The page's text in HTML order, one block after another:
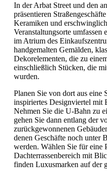
In der Arbat Street und den
präsentieren
Keramiken und
Veranstaltungsorte umfassen
im Atrium des
handgemalten Gemälden,
Dekorelementen, die zu
einschließlich Stücken, die
wurden.
Planen Sie von dort aus eine
inspiriertes Designviertel mit
Nehmen Sie die U-Bahn zu
gehen Sie dann entlang der
zurückgewonnenen
denen Geschäfte noch unter
werden. Wählen Sie für eine
Dachterrassenbereich mit
finden Luxusmarken auf der